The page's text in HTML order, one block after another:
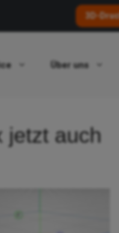
3D-
Über uns
jetzt auch